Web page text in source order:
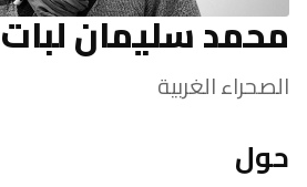
محمد سليمان لبات
الصحراء الغربية
حول